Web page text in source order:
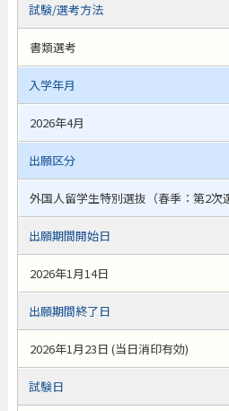
試験/選考方法
書類選考
入学年月
2026年4月
出願区分
外国人留学生特別選抜（春季：第2次
出願期間開始日
2026年1月14日
出願期間終了日
2026年1月23日 (当日消印有効)
試験日